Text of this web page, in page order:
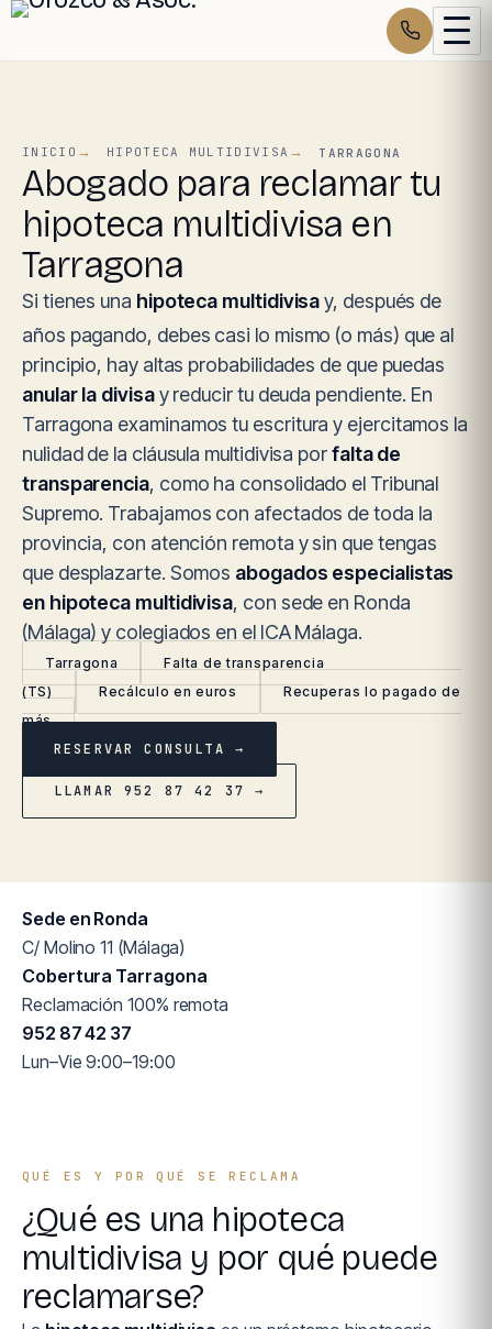
INICIO HIPOTECA MULTIDIVISA TARRAGONA
Abogado para reclamar tu
hipoteca multidivisa en
Tarragona
Si tienes una hipoteca multidivisay, después de
años pagando, debes casi lo mismo (o más) que al
principio, hay altas probabilidades de que puedas
anular la divisay reducir tu deuda pendiente. En
Tarragona examinamos tu escritura y ejercitamos la
nulidad de la cláusula multidivisa porfalta de
transparencia, como ha consolidado el Tribunal
Supremo. Trabajamos con afectados de toda la
provincia, con atención remota y sin que tengas
que desplazarte. Somos abogados especialistas
en hipoteca multidivisa, con sede en Ronda
(Málaga) y colegiados en el ICA Málaga.
Tarragona
Falta de transparencia
(TS)
Recálculo en euros
Recuperas lo pagado de
más
RESERVAR CONSULTA →
LLAMAR 952 87 42 37 →
Sede en Ronda
C/ Molino 11 (Málaga)
Cobertura Tarragona
Reclamación 100% remota
952 87 42 37
Lun–Vie 9:00–19:00
QUÉ ES Y POR QUÉ SE RECLAMA
¿Qué es una hipoteca
multidivisa y por qué puede
reclamarse?